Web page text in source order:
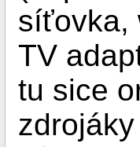
síťovka,
TV
tu sice